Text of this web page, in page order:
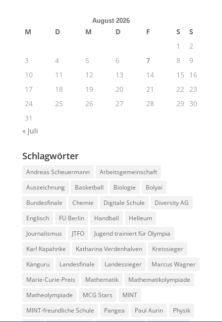
August 2026
M D M D F S
S
1
2
3
4 5 6 7 8
9
10
11 12 13 14 15
16
17
18 19 20 21 22 23
24
25 26 27 28 29
30
31
« Juli
Schlagwörter
Andreas Scheuermann
Arbeitsgemeinschaft
Auszeichnung
Basketball Biologie
Bolyai
Bundesfinale
Chemie Digitale Schule
Diversity AG
Englisch
FU Berlin Handball
Helleum
Journalismus
JTFO
Jugend trainiert für Olympia
Karl Kapahnke
Katharina Verdenhalven
Kreissieger
Känguru
Landesfinale Landessieger
Marcus Wagner
Marie-Curie-Preis
Mathematik
Mathematikolympiade
Matheolympiade
MCG Stars
MINT
MINT-freundliche Schule
Pangea Paul Aurin
Physik